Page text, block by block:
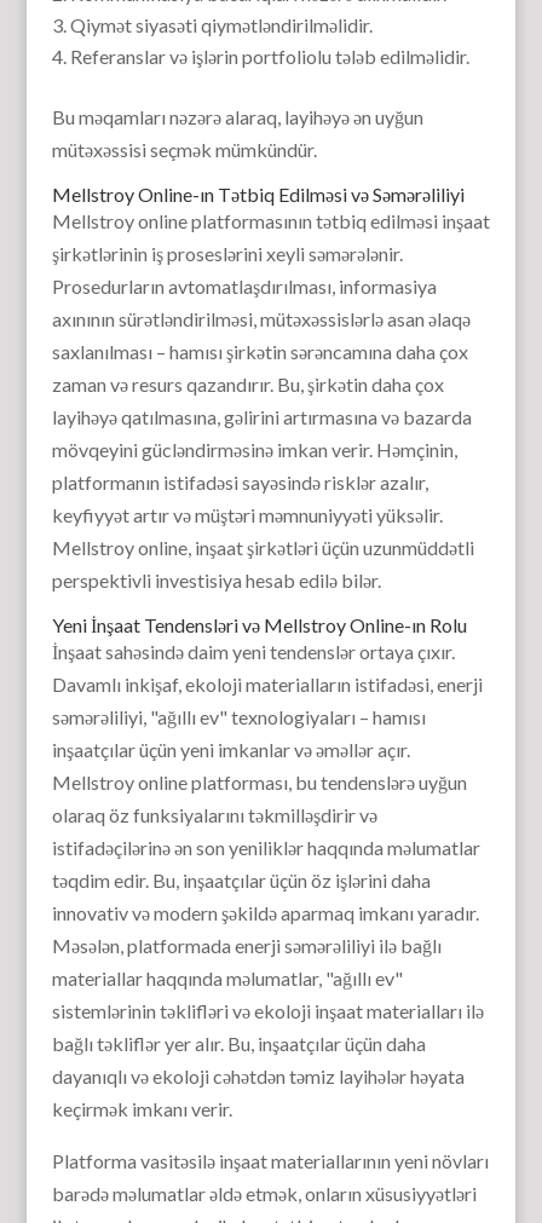
Qiymət siyasəti qiymətləndirilməlidir.
Referanslar və işlərin portfoliolu tələb edilməlidir.
Bu məqamları nəzərə alaraq, layihəyə ən uyğun
mütəxəssisi seçmək mümkündür.
Mellstroy Online-ın Tətbiq Edilməsi və Səmərəliliyi
Mellstroy online platformasının tətbiq edilməsi inşaat
şirkətlərinin iş proseslərini xeyli səmərələnir.
Prosedurların avtomatlaşdırılması, informasiya
axınının sürətləndirilməsi, mütəxəssislərlə asan əlaqə
saxlanılması – hamısı şirkətin sərəncamına daha çox
zaman və resurs qazandırır. Bu, şirkətin daha çox
layihəyə qatılmasına, gəlirini artırmasına və bazarda
mövqeyini gücləndirməsinə imkan verir. Həmçinin,
platformanın istifadəsi sayəsində risklər azalır,
keyfiyyət artır və müştəri məmnuniyyəti yüksəlir.
Mellstroy online, inşaat şirkətləri üçün uzunmüddətli
perspektivli investisiya hesab edilə bilər.
Yeni İnşaat Tendensləri və Mellstroy Online-ın Rolu
İnşaat sahəsində daim yeni tendenslər ortaya çıxır.
Davamlı inkişaf, ekoloji materialların istifadəsi, enerji
səmərəliliyi, "ağıllı ev" texnologiyaları – hamısı
inşaatçılar üçün yeni imkanlar və əməllər açır.
Mellstroy online platforması, bu tendenslərə uyğun
olaraq öz funksiyalarını təkmilləşdirir və
istifadəçilərinə ən son yeniliklər haqqında məlumatlar
təqdim edir. Bu, inşaatçılar üçün öz işlərini daha
innovativ və modern şəkildə aparmaq imkanı yaradır.
Məsələn, platformada enerji səmərəliliyi ilə bağlı
materiallar haqqında məlumatlar, "ağıllı ev"
sistemlərinin təklifləri və ekoloji inşaat materialları ilə
bağlı təkliflər yer alır. Bu, inşaatçılar üçün daha
dayanıqlı və ekoloji cəhətdən təmiz layihələr həyata
keçirmək imkanı verir.
Platforma vasitəsilə inşaat materiallarının yeni növları
barədə məlumatlar əldə etmək, onların xüsusiyyətləri